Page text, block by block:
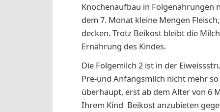
Knochenaufbau in Folgenahrungen
dem 7. Monat kleine Mengen
decken. Trotz Beikost bleibt die
Ernährung des Kindes.
Die Folgemilch 2 ist in der
Pre-und Anfangsmilch nicht mehr
überhaupt, erst ab dem Alter von 6
Ihrem Kind Beikost anzubieten